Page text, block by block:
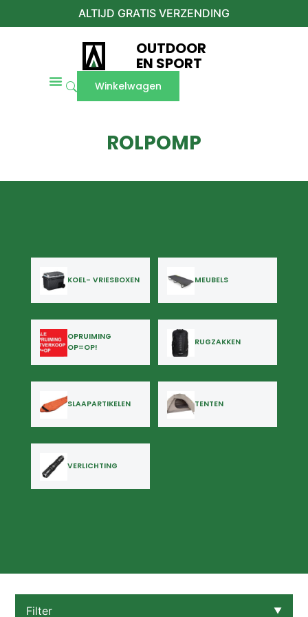
ALTIJD GRATIS VERZENDING
OUTDOOR
EN SPORT
Winkelwagen
ROLPOMP
KOEL- VRIESBOXEN MEUBELS
OPRUIMING
OP=OP!
RUGZAKKEN
SLAAPARTIKELEN TENTEN
VERLICHTING
Filter ▼